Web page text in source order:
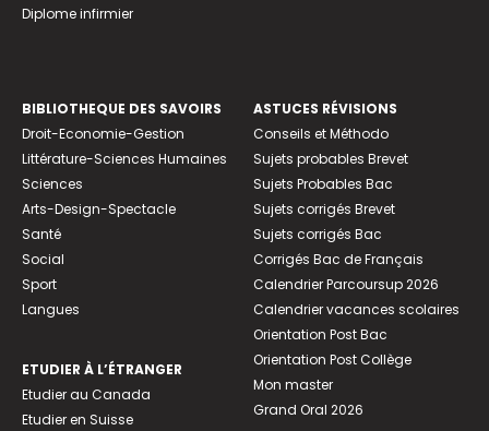
Diplome infirmier
BIBLIOTHEQUE DES SAVOIRS
Droit-Economie-Gestion
Littérature-Sciences Humaines
Sciences
Arts-Design-Spectacle
Santé
Social
Sport
Langues
ETUDIER À L’ÉTRANGER
Etudier au Canada
Etudier en Suisse
ASTUCES RÉVISIONS
Conseils et Méthodo
Sujets probables Brevet
Sujets Probables Bac
Sujets corrigés Brevet
Sujets corrigés Bac
Corrigés Bac de Français
Calendrier Parcoursup 2026
Calendrier vacances scolaires
Orientation Post Bac
Orientation Post Collège
Mon master
Grand Oral 2026